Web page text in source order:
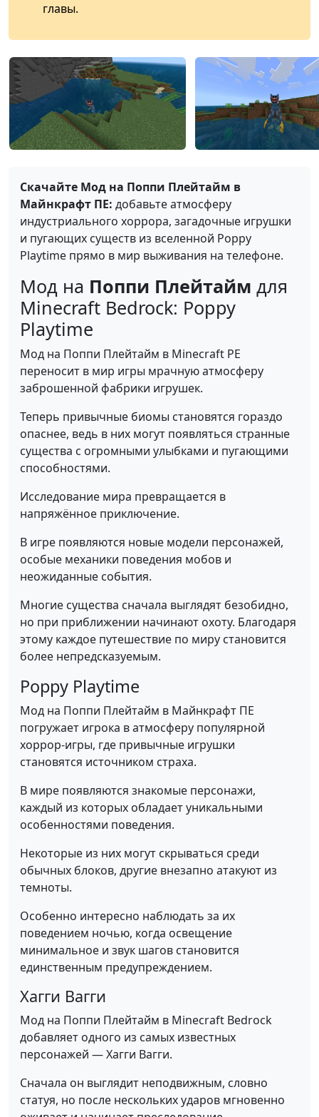
главы.
Скачайте Мод на Поппи Плейтайм в
Майнкрафт ПЕ: добавьте атмосферу
индустриального хоррора, загадочные игрушки
и пугающих существ из вселенной Poppy
Playtime прямо в мир выживания на телефоне.
Мод на Поппи Плейтайм для
Minecraft Bedrock: Poppy
Playtime
Мод на Поппи Плейтайм в Minecraft PE
переносит в мир игры мрачную атмосферу
заброшенной фабрики игрушек.
Теперь привычные биомы становятся гораздо
опаснее, ведь в них могут появляться странные
существа с огромными улыбками и пугающими
способностями.
Исследование мира превращается в
напряжённое приключение.
В игре появляются новые модели персонажей,
особые механики поведения мобов и
неожиданные события.
Многие существа сначала выглядят безобидно,
но при приближении начинают охоту. Благодаря
этому каждое путешествие по миру становится
более непредсказуемым.
Poppy Playtime
Мод на Поппи Плейтайм в Майнкрафт ПЕ
погружает игрока в атмосферу популярной
хоррор-игры, где привычные игрушки
становятся источником страха.
В мире появляются знакомые персонажи,
каждый из которых обладает уникальными
особенностями поведения.
Некоторые из них могут скрываться среди
обычных блоков, другие внезапно атакуют из
темноты.
Особенно интересно наблюдать за их
поведением ночью, когда освещение
минимальное и звук шагов становится
единственным предупреждением.
Хагги Вагги
Мод на Поппи Плейтайм в Minecraft Bedrock
добавляет одного из самых известных
персонажей — Хагги Вагги.
Сначала он выглядит неподвижным, словно
статуя, но после нескольких ударов мгновенно